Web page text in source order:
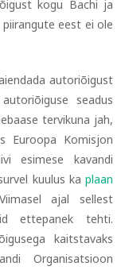
kogu Bachi ja
eest ei ole
autoriõigust
seadus
tervikuna jah,
Euroopa Komisjon
esimese kavandi
kuulus ka plaan
Viimasel ajal sellest
ettepanek tehti.
kaitstavaks
Organisatsioon